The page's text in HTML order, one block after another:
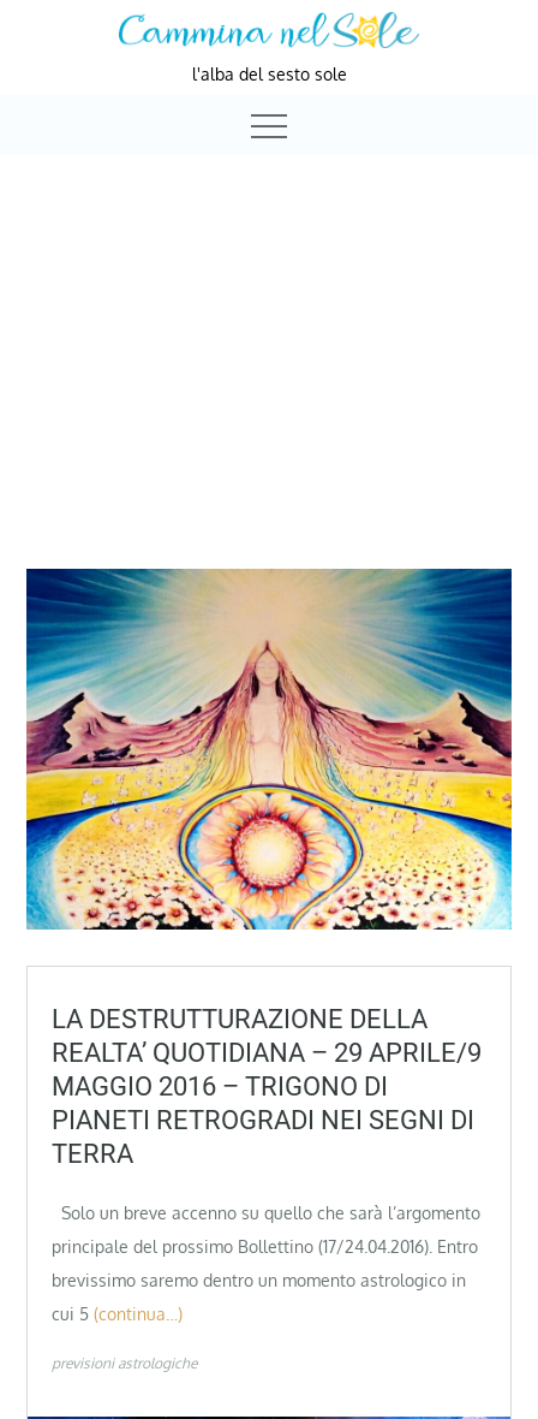
l'alba del sesto sole
LA DESTRUTTURAZIONE DELLA
REALTA’ QUOTIDIANA – 29 APRILE/9
MAGGIO 2016 – TRIGONO DI
PIANETI RETROGRADI NEI SEGNI DI
TERRA
Solo un breve accenno su quello che sarà l’argomento
principale del prossimo Bollettino (17/24.04.2016). Entro
brevissimo saremo dentro un momento astrologico in
cui 5 (continua…)
previsioni astrologiche